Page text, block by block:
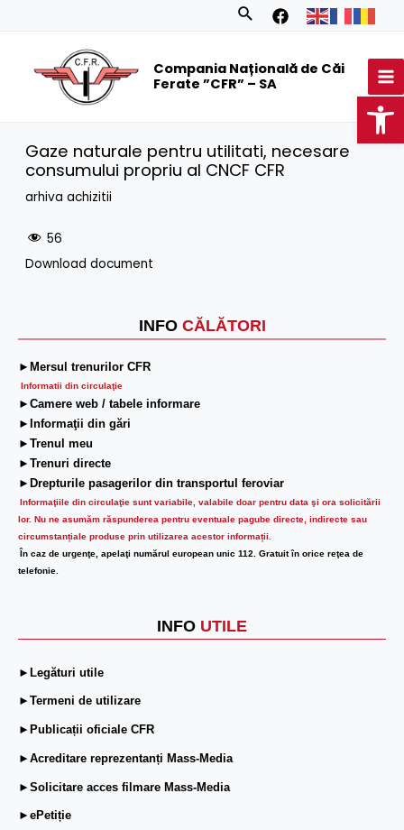
Search
Compania Națională de Căi
Ferate ”CFR” – SA
INFO CĂLĂTORI
►Mersul trenurilor CFR
Informatii din circulaţie
►Camere web / tabele informare
►Informaţii din gări
►Trenul meu
►Trenuri directe
►Drepturile pasagerilor din transportul feroviar
Informaţiile din circulaţie sunt variabile, valabile doar pentru data şi ora solicitării
lor. Nu ne asumăm răspunderea pentru eventuale pagube directe, indirecte sau
circumstanțiale produse prin utilizarea acestor informații.
În caz de urgenţe, apelaţi numărul european unic 112. Gratuit în orice reţea de
telefonie.
INFO UTILE
►Legături utile
►Termeni de utilizare
►Publicații oficiale CFR
►Acreditare reprezentanți Mass-Media
►Solicitare acces filmare Mass-Media
►ePetiție
Gaze naturale pentru utilitati, necesare
consumului propriu al CNCF CFR
arhiva achizitii
56
Download document